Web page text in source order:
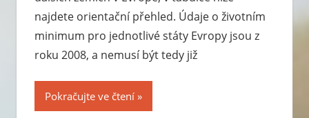
najdete orientační přehled. Údaje o životním
minimum pro jednotlivé státy Evropy jsou z
roku 2008, a nemusí být tedy již
Pokračujte ve čtení